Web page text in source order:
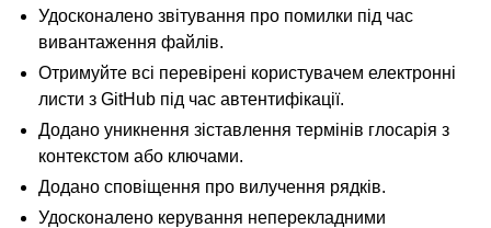
Удосконалено звітування про помилки під час
вивантаження файлів.
Отримуйте всі перевірені користувачем електронні
листи з GitHub під час автентифікації.
Додано уникнення зіставлення термінів глосарія з
контекстом або ключами.
Додано сповіщення про вилучення рядків.
Удосконалено керування неперекладними